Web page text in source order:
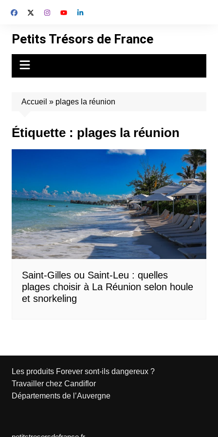
Petits Trésors de France
Accueil » plages la réunion
Étiquette : plages la réunion
Saint-Gilles ou Saint-Leu : quelles
plages choisir à La Réunion selon houle
et snorkeling
Les produits Forever sont-ils dangereux ?
Travailler chez Candiflor
Départements de l’Auvergne